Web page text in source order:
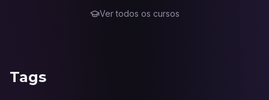
Ver todos os cursos
Tags